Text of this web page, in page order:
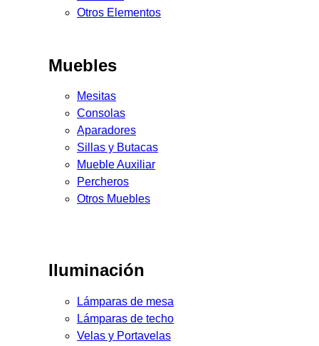
Otros Elementos
Muebles
Mesitas
Consolas
Aparadores
Sillas y Butacas
Mueble Auxiliar
Percheros
Otros Muebles
Iluminación
Lámparas de mesa
Lámparas de techo
Velas y Portavelas